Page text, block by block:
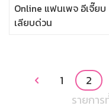
Online แฟนเพจ อีเจี๊ยบ
เลียบด่วน
 1 2
รายกา